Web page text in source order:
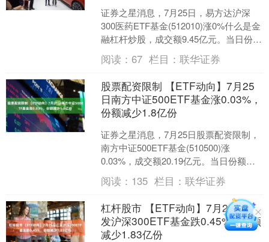
证券之星消息，7月25日，易方达沪深
300医药ETF基金(512010)涨0%什么是金
融杠杆炒股，成交额9.45亿元。当日份额
增加了2.97亿份，最新份额为51....
阅读：67 栏目：联华证券
股票配资限制 【ETF动向】7月25
日南方中证500ETF基金涨0.03%，
份额减少1.8亿份
证券之星消息，7月25日股票配资限制，
南方中证500ETF基金(510500)涨
0.03%，成交额20.19亿元。当日份额减
少了1.8亿份，最新份额为189.7....
阅读： 135 栏目：联华证券
杠杆股市 【ETF动向】7月25日广
发沪深300ETF基金跌0.45%，份额
减少1.83亿份